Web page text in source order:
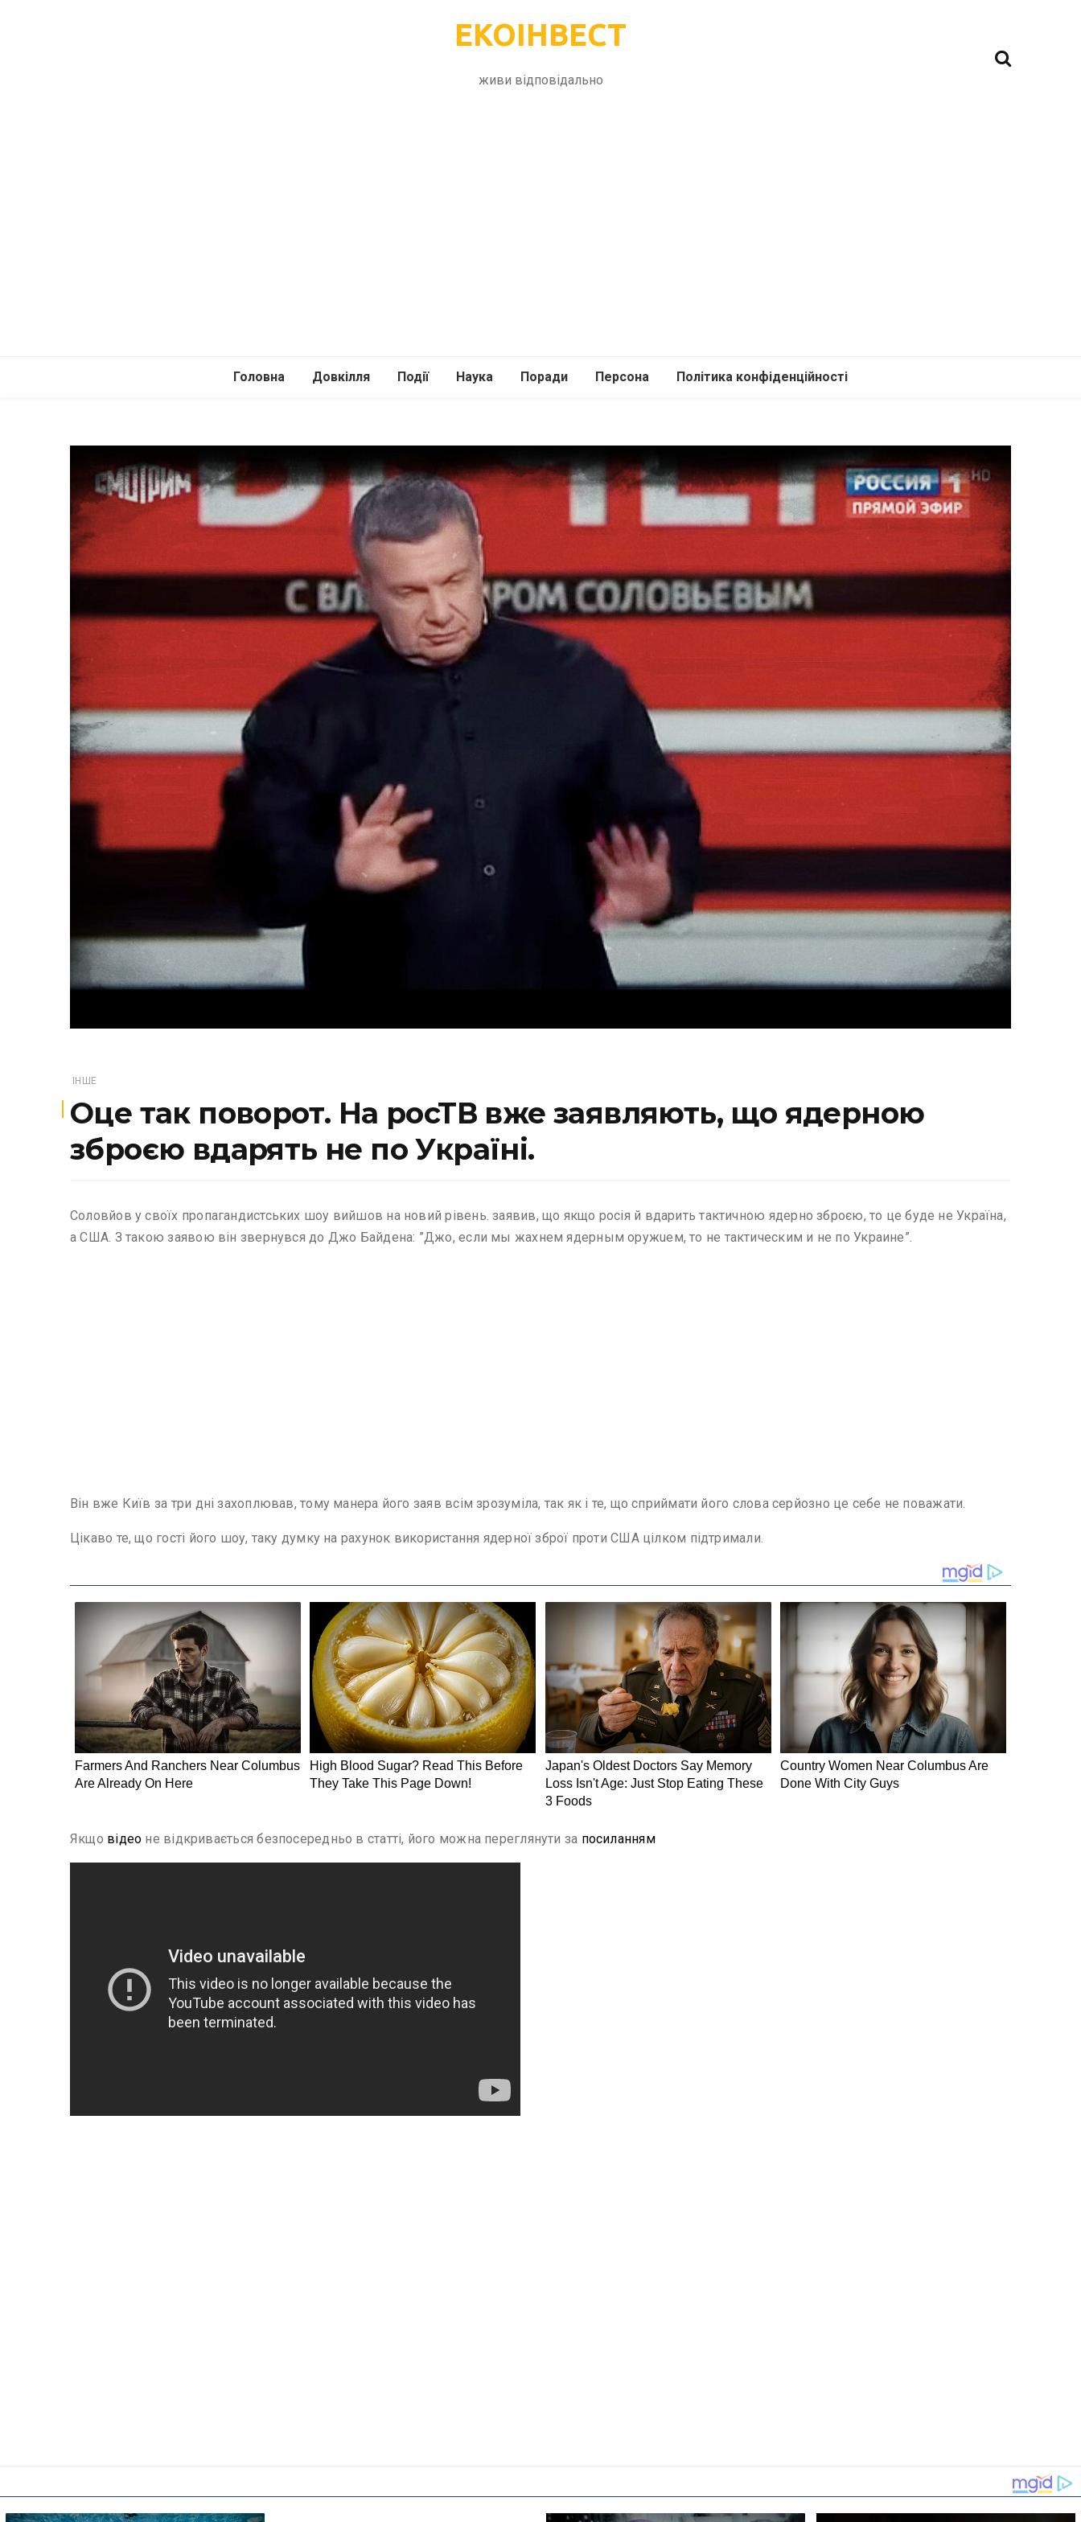
ЕКОІНВЕСТ
живи відповідально
Головна Довкілля
Подорожі
Події
Інше
Наука
Психологія
Технології
Поради
Здоров’я
Сад-Город
Персона Політика конфіденційності
ІНШЕ
Оце так поворот. На росТВ вже заявляють, що ядерною
зброєю вдарять не по Україні.
Соловйов у своїх пропагандистських шоу вийшов на новий рівень. заявив, що якщо росія й вдарить тактичною ядерно зброєю, то це буде не Україна,
а США. З такою заявою він звернувся до Джо Байдена: ”Джo, eсли мы жaхнем ядeрным оружuем, то не тaктическим и не по Укрaине”.
Він вже Київ за три дні захоплював, тому манера його заяв всім зрозуміла, так як і те, що сприймати його слова серйозно це себе не поважати.
Цікаво те, що гості його шоу, таку думку на рахунок використання ядерної зброї проти США цілком підтримали.
Якщо відео не відкривається безпосередньо в статті, його можна переглянути за посиланням